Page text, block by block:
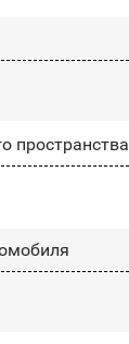
пространства